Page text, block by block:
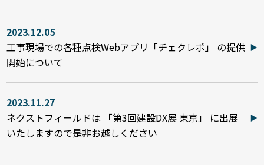
2023.12.05
工事現場での各種点検Webアプリ「チェクレポ」 の提供
開始について
2023.11.27
ネクストフィールドは 「第3回建設DX展 東京」 に出展
いたしますので是非お越しください